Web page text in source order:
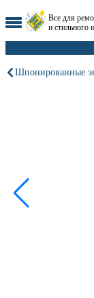
Все для
и стильного
Шпонированные